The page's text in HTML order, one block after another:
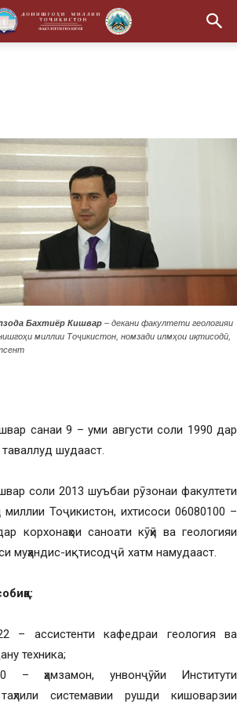
Бахтиёр Кишвар – декани факултети геологияи
миллии Тоҷикистон, номзади илмҳои иқтисодӣ,
санаи 9 – уми августи соли 1990 дар
шудааст.
соли 2013 шуъбаи рӯзонаи факултети
миллии Тоҷикистон, ихтисоси 06080100 –
корхонаҳои саноати кӯҳӣ ва геологияи
муҳандис-иқтисодҷӣ хатм намудааст.
– ассистенти кафедраи геология ва
техника;
– ҳамзамон, унвонҷӯйи Институти
системавии рушди кишоварзии